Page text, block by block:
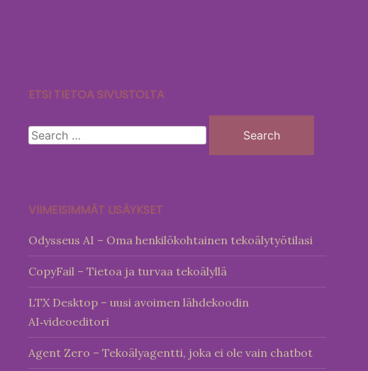
ETSI TIETOA SIVUSTOLTA
Search
for:
VIIMEISIMMÄT LISÄYKSET
Odysseus AI – Oma henkilökohtainen tekoälytyötilasi
CopyFail – Tietoa ja turvaa tekoälyllä
LTX Desktop – uusi avoimen lähdekoodin
AI‑videoeditori
Agent Zero – Tekoälyagentti, joka ei ole vain chatbot